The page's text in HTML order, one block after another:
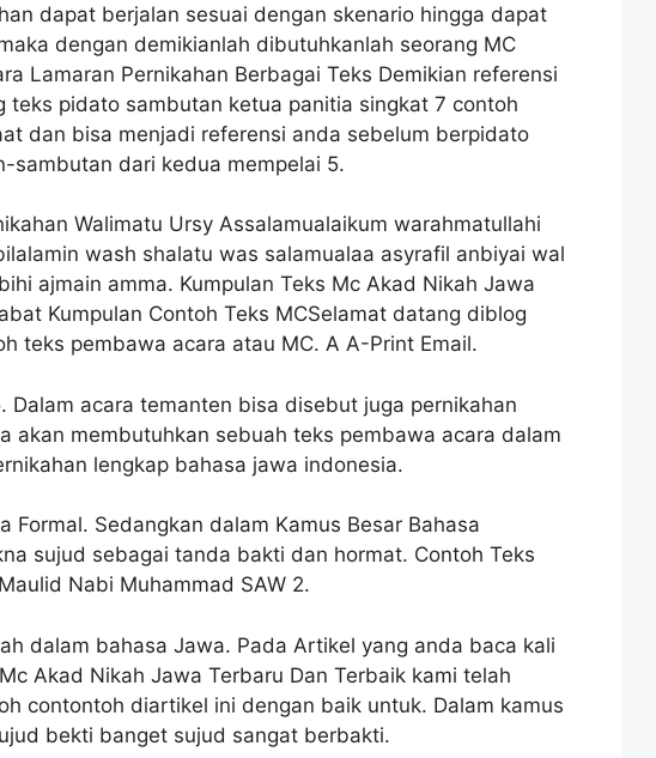
dapat berjalan sesuai dengan skenario hingga dapat
dengan demikianlah dibutuhkanlah seorang MC
Lamaran Pernikahan Berbagai Teks Demikian referensi
teks pidato sambutan ketua panitia singkat 7 contoh
dan bisa menjadi referensi anda sebelum berpidato
sambutan dari kedua mempelai 5.
Walimatu Ursy Assalamualaikum warahmatullahi
wash shalatu was salamualaa asyrafil anbiyai wal
ajmain amma. Kumpulan Teks Mc Akad Nikah Jawa
Kumpulan Contoh Teks MCSelamat datang diblog
teks pembawa acara atau MC. A A-Print Email.
Dalam acara temanten bisa disebut juga pernikahan
akan membutuhkan sebuah teks pembawa acara dalam
lengkap bahasa jawa indonesia.
Formal. Sedangkan dalam Kamus Besar Bahasa
sujud sebagai tanda bakti dan hormat. Contoh Teks
Nabi Muhammad SAW 2.
dalam bahasa Jawa. Pada Artikel yang anda baca kali
Akad Nikah Jawa Terbaru Dan Terbaik kami telah
contontoh diartikel ini dengan baik untuk. Dalam kamus
bekti banget sujud sangat berbakti.